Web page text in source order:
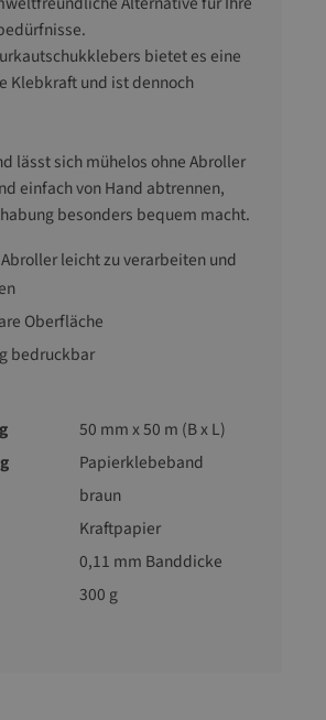
bietet es eine
Klebkraft und ist dennoch
lässt sich mühelos ohne Abroller
einfach von Hand abtrennen,
besonders bequem macht.
leicht zu verarbeiten und
Oberfläche
bedruckbar
50 mm x 50 m (B x L)
Papierklebeband
braun
Kraftpapier
0,11 mm Banddicke
300 g